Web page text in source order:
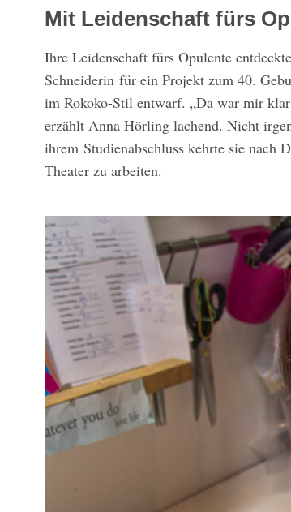
Mit Leidenschaft fürs
Ihre Leidenschaft fürs Opulente
Schneiderin für ein Projekt zum 40.
im Rokoko-Stil entwarf. „Da war mir
erzählt Anna Hörling lachend. Nicht
ihrem Studienabschluss kehrte sie nach
Theater zu arbeiten.